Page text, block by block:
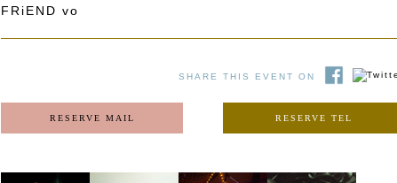
FRiEND vo
SHARE THIS EVENT ON
RESERVE MAIL RESERVE TEL